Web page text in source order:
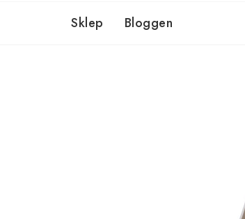
Sklep Bloggen